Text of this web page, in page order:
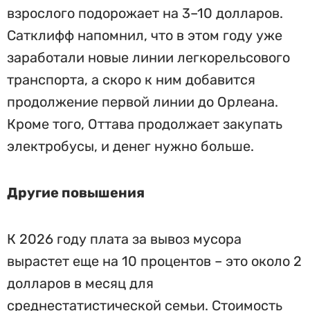
взрослого подорожает на 3–10 долларов.
Сатклифф напомнил, что в этом году уже
заработали новые линии легкорельсового
транспорта, а скоро к ним добавится
продолжение первой линии до Орлеана.
Кроме того, Оттава продолжает закупать
электробусы, и денег нужно больше.
Другие повышения
К 2026 году плата за вывоз мусора
вырастет еще на 10 процентов – это около 2
долларов в месяц для
среднестатистической семьи. Стоимость